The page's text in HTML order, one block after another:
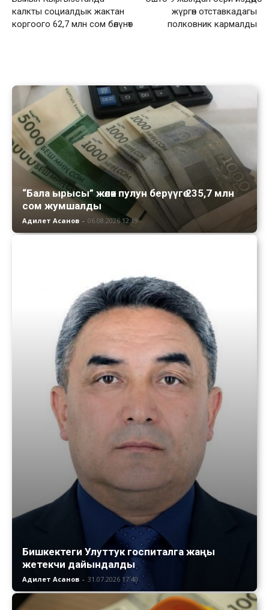
калкты социалдык жактан
коргоого 62,7 млн сом бөлүнөт
жүргөн отставкадагы
полковник кармалды
“Бала ырысы” жөлөк пулун берүүгө 235,7 млн
сом жумшалды
Адилет Асанов - 06.08.2026 12:19
Бишкектеги Улуттук госпиталга жаңы
жетекчи дайындалды
Адилет Асанов - 31.07.2026 17:40